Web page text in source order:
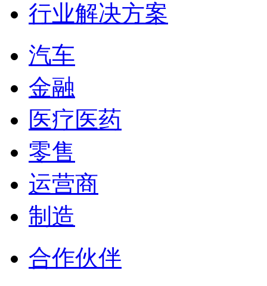
行业解决方案
汽车
金融
医疗医药
零售
运营商
制造
合作伙伴